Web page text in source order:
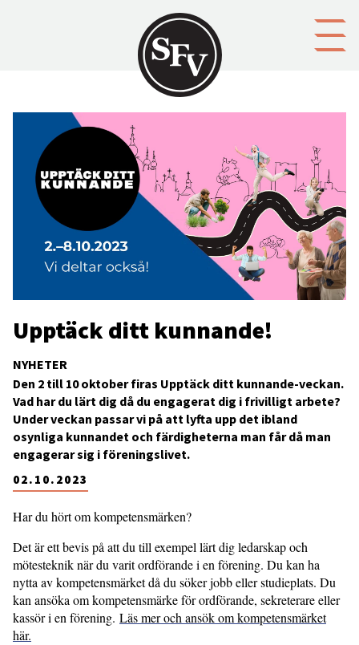
NYHETER
Upptäck ditt kunnande!
02.10.2023
Den 2 till 10 oktober firas Upptäck ditt kunnande-veckan.
Vad har du lärt dig då du engagerat dig i frivilligt arbete?
Under veckan passar vi på att lyfta upp det ibland
osynliga kunnandet och färdigheterna man får då man
engagerar sig i föreningslivet.
Har du hört om kompetensmärken?
Det är ett bevis på att du till exempel lärt dig ledarskap och
mötesteknik när du varit ordförande i en förening. Du kan ha
nytta av kompetensmärket då du söker jobb eller studieplats. Du
kan ansöka om kompetensmärke för ordförande, sekreterare eller
kassör i en förening. Läs mer och ansök om kompetensmärket
här.